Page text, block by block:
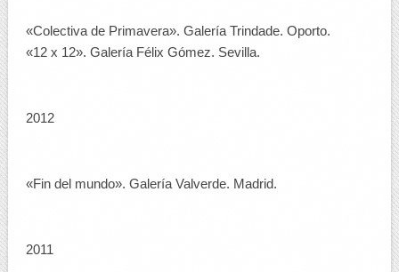
«Colectiva de Primavera». Galería Trindade. Oporto.
«12 x 12». Galería Félix Gómez. Sevilla.
2012
«Fin del mundo». Galería Valverde. Madrid.
2011